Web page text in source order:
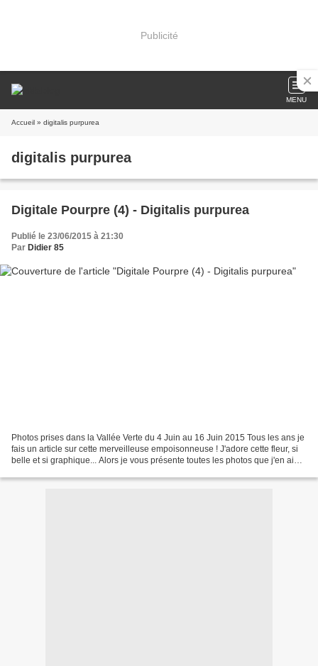
Publicité
MENU
Accueil » digitalis purpurea
digitalis purpurea
Digitale Pourpre (4) - Digitalis purpurea
Publié le 23/06/2015 à 21:30
Par Didier 85
Photos prises dans la Vallée Verte du 4 Juin au 16 Juin 2015 Tous les ans je
fais un article sur cette merveilleuse empoisonneuse ! J'adore cette fleur, si
belle et si graphique... Alors je vous présente toutes les photos que j'en ai